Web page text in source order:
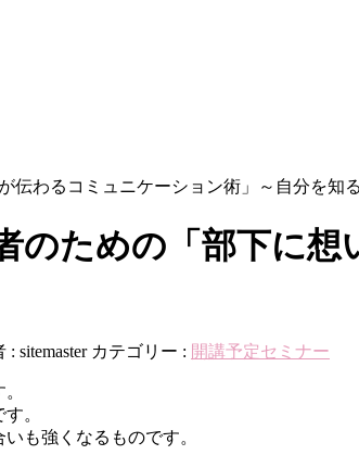
わるコミュニケーション術」～自分を知
ための「部下に想
: sitemaster カテゴリー : 開講予定セミナー
。
も強くなるものです。